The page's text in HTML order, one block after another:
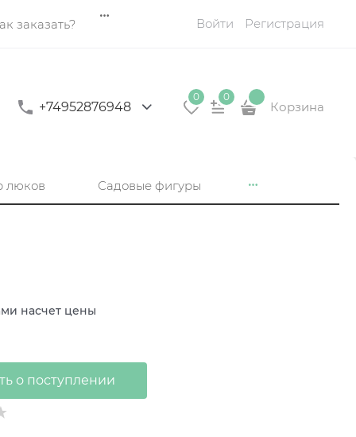
заказать? Войти Регистрация
+74952876948
0 0
Корзина
люков Садовые фигуры
насчет цены
о поступлении